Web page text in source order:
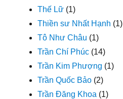
Thế Lữ (1)
Thiền sư Nhất Hạnh (1)
Tô Như Châu (1)
Trần Chí Phúc (14)
Trần Kim Phượng (1)
Trần Quốc Bảo (2)
Trần Đăng Khoa (1)